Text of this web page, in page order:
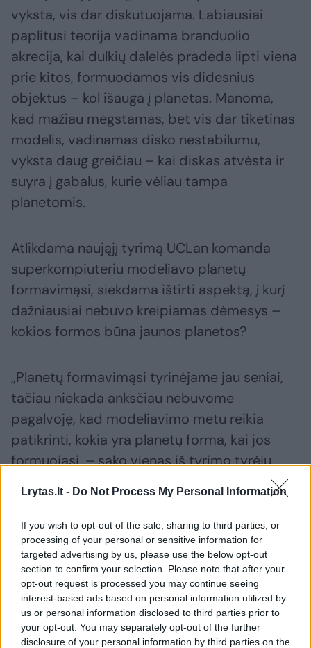
Lrytas.lt - Do Not Process My Personal Information
If you wish to opt-out of the sale, sharing to third parties, or
processing of your personal or sensitive information for
targeted advertising by us, please use the below opt-out
section to confirm your selection. Please note that after your
opt-out request is processed you may continue seeing
interest-based ads based on personal information utilized by
us or personal information disclosed to third parties prior to
your opt-out. You may separately opt-out of the further
disclosure of your personal information by third parties on the
vyksta, vis dar diskutuojama. Labiausiai
paplitusi teorija vadinama branduolio
akrecija, kai dulkių dalelės pradeda lipti viena
prie kitos, formuodamos vis didesnius
objektus – kol išauga į planetas. Manoma,
kad mažiau mėgstamas, bet vis dar tikėtinas
modelis, vadinamas disko nestabilumu,
vyksta daug greičiau – kai diskas atvėsta ir
suyra į gabalus, kurie vėliau tampa
planetomis.
Atlikdama naująjį tyrimą UCLan komanda
superkompiuteriu modeliavo planetų
formavimąsi, siekdama ištirti aspektą, į kurį
dažniausiai nebuvo kreipiamas dėmesys –
kokios formos būna jaunos planetos?
„Planetų formavimąsi tyrinėjame jau seniai,
tačiau niekada anksčiau nebuvome
pagalvoję, kad modeliavimo metu reikia
patikrinti, kokia yra planetų forma, kai jos
formuojasi, – sako vienas iš tyrimo tyrėjų
daktaras Dimitris Stamatellosas. – Visada
manėme, kad jos yra sferinės.“
Susiję straipsniai